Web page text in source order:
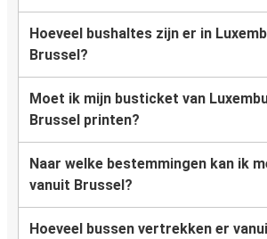
Hoeveel bushaltes zijn er in
Brussel?
Moet ik mijn busticket van
Brussel printen?
Naar welke bestemmingen kan ik
vanuit Brussel?
Hoeveel bussen vertrekken er